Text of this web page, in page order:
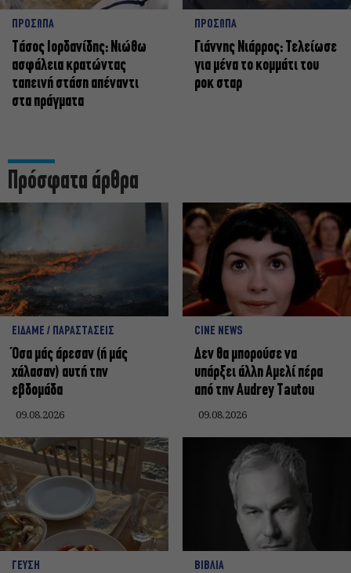
ΠΡΟΣΩΠΑ
Tάσος Ιορδανίδης: Νιώθω
ασφάλεια κρατώντας
ταπεινή στάση απέναντι
στα πράγματα
ΠΡΟΣΩΠΑ
Γιάννης Νιάρρος: Τελείωσε
για μένα το κομμάτι του
ροκ σταρ
Πρόσφατα άρθρα
ΕΙΔΑΜΕ / ΠΑΡΑΣΤΑΣΕΙΣ
Όσα μάς άρεσαν (ή μάς
χάλασαν) αυτή την
εβδομάδα
09.08.2026
CINE NEWS
Δεν θα μπορούσε να
υπάρξει άλλη Αμελί πέρα
από την Audrey Tautou
09.08.2026
ΓΕΥΣΗ ΒΙΒΛΙΑ